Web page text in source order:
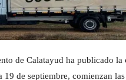
de Calatayud ha publicado
de septiembre, comienzan